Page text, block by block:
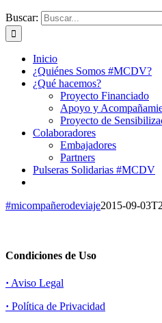
Buscar:
Inicio
¿Quiénes Somos #MCDV?
¿Qué hacemos?
Proyecto Financiado
Apoyo y
Proyecto de
Colaboradores
Embajadores
Partners
Pulseras Solidarias #MCDV
#micompañerodeviaje2015-09-
Condiciones de Uso
· Aviso Legal
· Política de Privacidad